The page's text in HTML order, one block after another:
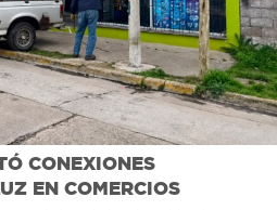
CONEXIONES
EN COMERCIOS